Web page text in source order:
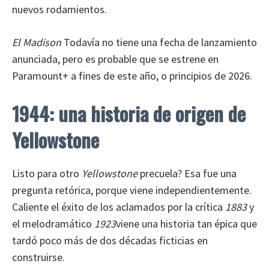
nuevos rodamientos.
El Madison Todavía no tiene una fecha de lanzamiento
anunciada, pero es probable que se estrene en
Paramount+ a fines de este año, o principios de 2026.
1944: una historia de origen de
Yellowstone
Listo para otro Yellowstoneprecuela? Esa fue una
pregunta retórica, porque viene independientemente.
Caliente el éxito de los aclamados por la crítica 1883y
el melodramático 1923viene una historia tan épica que
tardó poco más de dos décadas ficticias en
construirse.